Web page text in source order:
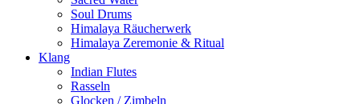
Soul Drums
Himalaya Räucherwerk
Himalaya Zeremonie & Ritual
Klang
Indian Flutes
Rasseln
Glocken / Zimbeln